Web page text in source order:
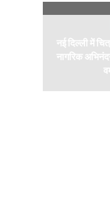
नई दिल्ली में
नागरिक